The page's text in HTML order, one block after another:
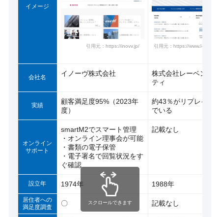
イメージ
引用元：https://inovv.jp/ 引用元：https://www.l-
会社名 イノーヴ株式会社
株式会社レーベンコ
ティ
実績
顧客満足度95%（2023年
度）
約43％がリプレイス
でいる
オンライン
サポート
smartM2でスマート管理
・オンライン理事会が可能
・書類の電子保管
・電子署名で回覧状況をす
ぐ確認
記載なし
設立年 1974年 1988年
居住者への
満足度調査
〇 記載なし
スクロールできます